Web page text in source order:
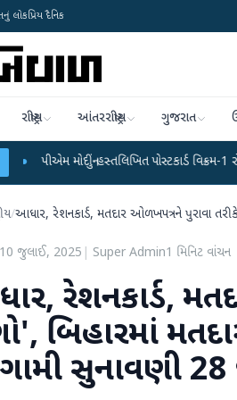
લોકપ્રિય દૈનિક
રાષ્ટ્રીય આંતરરાષ્ટ્રીય ગુજરાત
હસ્તલિખિત પોસ્ટકાર્ડ વિક્રમ-1 રોકેટમાં
/આધાર, રેશનકાર્ડ, મતદાર ઓળખપત્રને પુરાવા
10 જુલાઈ, 2025 Super Admin1 મિનિટ વાંચન
રેશનકાર્ડ,
બિહારમાં
સુનાવણી